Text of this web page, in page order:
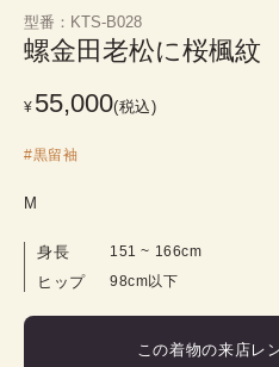
型番 ： KTS-B028
螺金田老松に桜楓紋
¥ 55,000(税込)
#黒留袖
M
身長 151 ~ 166cm
ヒップ 98cm以下
この着物の来店レ